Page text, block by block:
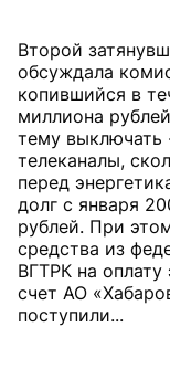
Второй
обсуждала
копившийся в
миллиона
тему выключать
телеканалы,
перед
долг с января
рублей. При
средства из
ВГТРК на
счет АО
поступили...